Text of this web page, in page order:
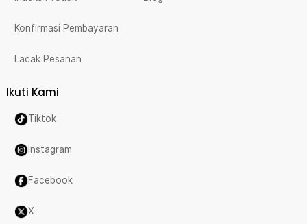
Konfirmasi Pembayaran
Lacak Pesanan
Ikuti Kami
Tiktok
Instagram
Facebook
X